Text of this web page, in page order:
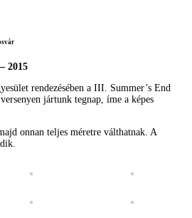
2015
rendezésében a III. Summer’s End
jártunk tegnap, íme a képes
onnan teljes méretre válthatnak. A